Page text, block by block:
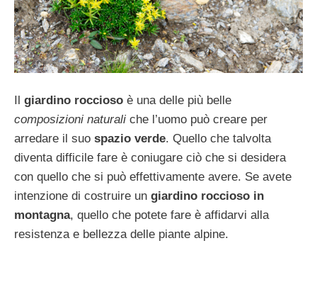
giardino roccioso è una delle più belle
composizioni naturali che l’uomo può creare per
arredare il suo spazio verde. Quello che talvolta
diventa difficile fare è coniugare ciò che si desidera
con quello che si può effettivamente avere. Se avete
intenzione di costruire un giardino roccioso in
montagna, quello che potete fare è affidarvi alla
resistenza e bellezza delle piante alpine.